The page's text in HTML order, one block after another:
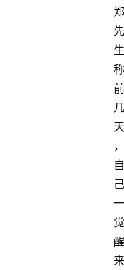
郑
先
生
称
前
几
天
，
自
己
一
觉
醒
来